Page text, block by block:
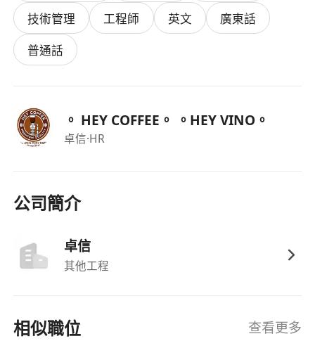
熟練運用AutoCAD進行圖面繪製，具備基本
Revit或BIM協作經驗者為佳；能獨立編製報價
單、技術規格書及工程建議書。
具備良好中英文書寫及口語表達能力，能清晰向
面對面溝通，具備服務意識與協調能力。
注重細節與數據準確性，能於多任務環境下按時
交付高品質技術文件與報價成果；具備基本專案
技術管理
工程師 英文
廣東話
普通話
。 HEY COFFEE。 。HEY VINO。
卓信·HR
公司簡介
卓信
其他工程
相似職位 查看更多